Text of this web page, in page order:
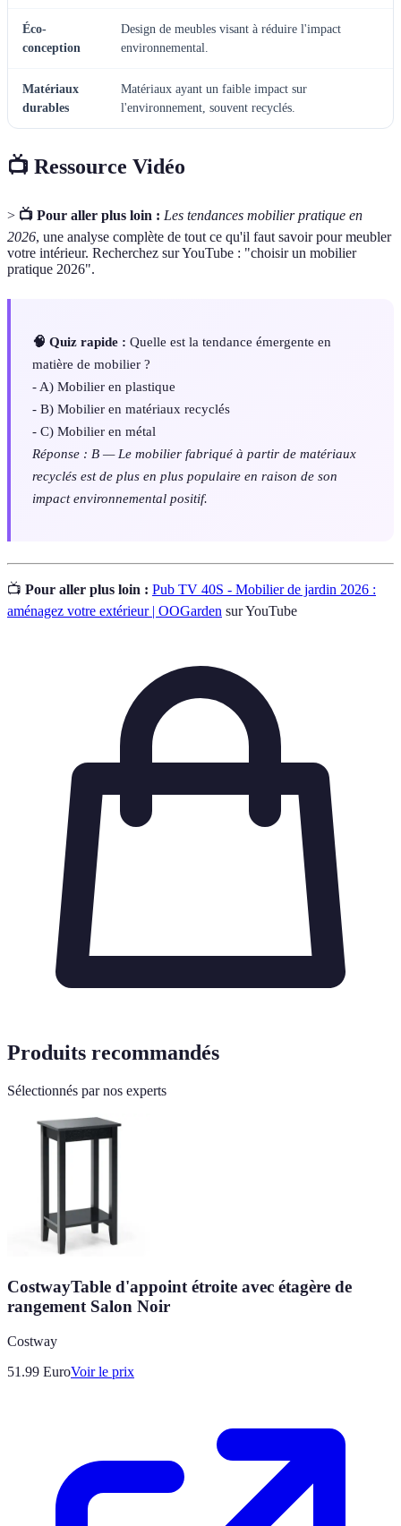
Éco-
conception
Design de meubles visant à réduire l'impact
environnemental.
Matériaux
durables
Matériaux ayant un faible impact sur
l'environnement, souvent recyclés.
📺 Ressource Vidéo
> 📺 Pour aller plus loin : Les tendances mobilier pratique en
2026, une analyse complète de tout ce qu'il faut savoir pour meubler
votre intérieur. Recherchez sur YouTube : "choisir un mobilier
pratique 2026".
🧠 Quiz rapide : Quelle est la tendance émergente en
matière de mobilier ?
- A) Mobilier en plastique
- B) Mobilier en matériaux recyclés
- C) Mobilier en métal
Réponse : B — Le mobilier fabriqué à partir de matériaux
recyclés est de plus en plus populaire en raison de son
impact environnemental positif.
📺 Pour aller plus loin : Pub TV 40S - Mobilier de jardin 2026 :
aménagez votre extérieur | OOGarden sur YouTube
Produits recommandés
Sélectionnés par nos experts
CostwayTable d'appoint étroite avec étagère de
rangement Salon Noir
Costway
51.99 EuroVoir le prix